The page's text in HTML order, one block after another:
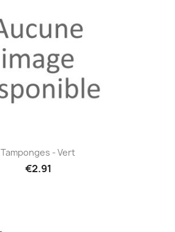
Tamponges - Vert
€2.91